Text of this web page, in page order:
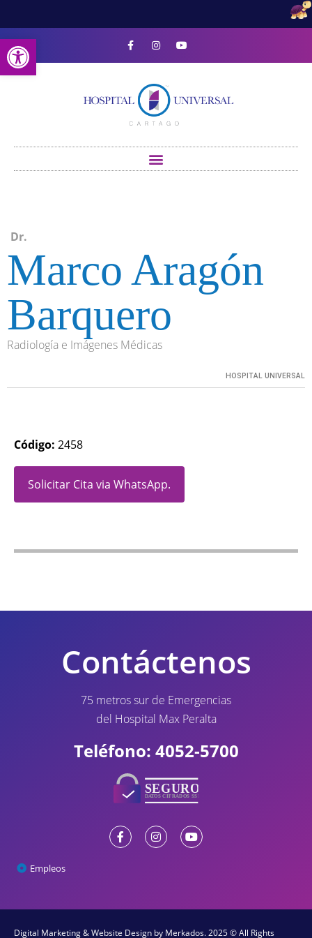
Open toolbar
Dr.
Marco Aragón
Barquero
Radiología e Imágenes Médicas
HOSPITAL UNIVERSAL
Código: 2458
Solicitar Cita via WhatsApp.
Contáctenos
75 metros sur de Emergencias
del Hospital Max Peralta
Teléfono: 4052-5700
Empleos
Digital Marketing & Website Design by Merkados. 2025 © All Rights